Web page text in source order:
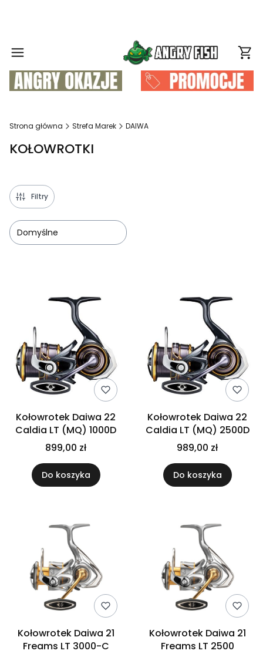
Strona główna Strefa Marek DAIWA
KOŁOWROTKI
Filtry
Domyślne
Kołowrotek Daiwa 22
Caldia LT (MQ) 1000D
899,00 zł
Do koszyka
Kołowrotek Daiwa 22
Caldia LT (MQ) 2500D
989,00 zł
Do koszyka
Kołowrotek Daiwa 21
Freams LT 3000-C
Kołowrotek Daiwa 21
Freams LT 2500